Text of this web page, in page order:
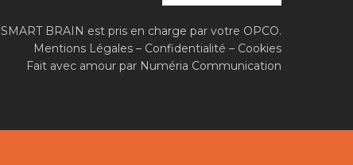
SMART BRAIN est pris en charge par votre OPCO.
Mentions Légales– Confidentialité – Cookies
Fait avec amour par Numéria Communication